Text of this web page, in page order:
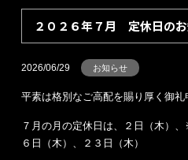
２０２６年７月 定休日の
2026/06/29 お知らせ
平素は格別なご高配を賜り厚く御礼
７月の月の定休日は、２日（木）
６日（木）、２３日（木）